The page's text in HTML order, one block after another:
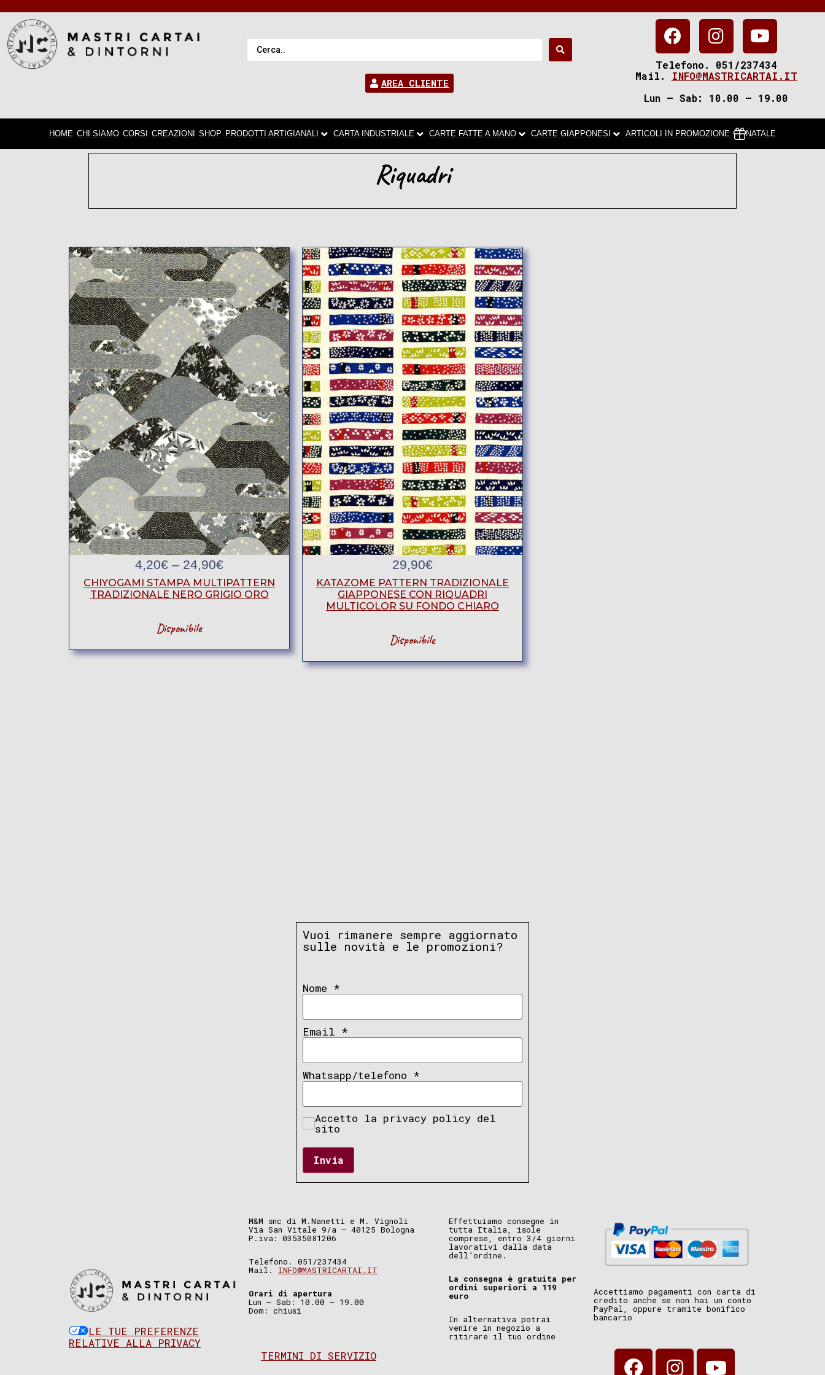
AREA CLIENTE
Telefono. 051/237434
Mail.
INFO@MASTRICARTAI.IT
Lun – Sab: 10.00 – 19.00
HOME CHI SIAMO CORSI CREAZIONI SHOP PRODOTTI ARTIGIANALI CARTA INDUSTRIALE CARTE FATTE A MANO CARTE GIAPPONESI ARTICOLI IN PROMOZIONE NATALE
Riquadri
4,20€ – 24,90€
CHIYOGAMI STAMPA MULTIPATTERN
TRADIZIONALE NERO GRIGIO ORO
Disponibile
29,90€
KATAZOME PATTERN TRADIZIONALE
GIAPPONESE CON RIQUADRI
MULTICOLOR SU FONDO CHIARO
Disponibile
Vuoi rimanere sempre aggiornato
sulle novità e le promozioni?
Nome *
Email *
Whatsapp/telefono *
Accetto la privacy policy del
sito
Invia
LE TUE PREFERENZE
RELATIVE ALLA PRIVACY
M&M snc di M.Nanetti e M. Vignoli
Via San Vitale 9/a – 40125 Bologna
P.iva: 03535081206
Telefono. 051/237434
Mail. INFO@MASTRICARTAI.IT
Orari di apertura
Lun – Sab: 10.00 – 19.00
Dom: chiusi
TERMINI DI SERVIZIO
Effettuiamo consegne in
tutta Italia, isole
comprese, entro 3/4 giorni
lavorativi dalla data
dell’ordine.
La consegna è gratuita per
ordini superiori a 119
euro
In alternativa potrai
venire in negozio a
ritirare il tuo ordine
Accettiamo pagamenti con carta di
credito anche se non hai un conto
PayPal, oppure tramite bonifico
bancario